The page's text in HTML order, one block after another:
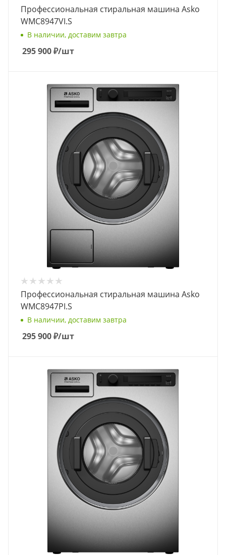
Профессиональная стиральная машина Asko
WMC8947VI.S
В наличии, доставим завтра
295 900₽/шт
Профессиональная стиральная машина Asko
WMC8947PI.S
В наличии, доставим завтра
295 900₽/шт